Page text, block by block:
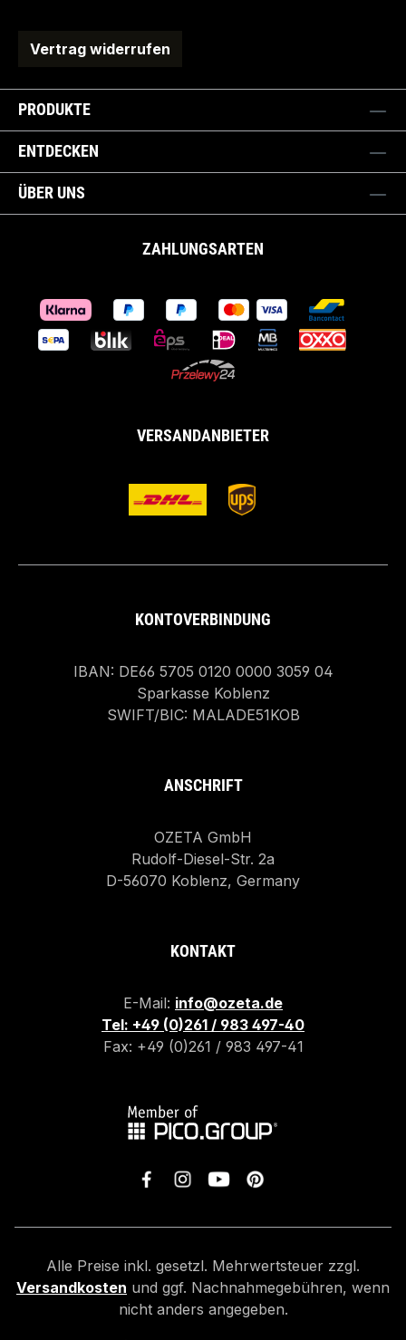
Vertrag widerrufen
PRODUKTE
ENTDECKEN
ÜBER UNS
ZAHLUNGSARTEN
VERSANDANBIETER
KONTOVERBINDUNG
IBAN: DE66 5705 0120 0000 3059 04
Sparkasse Koblenz
SWIFT/BIC: MALADE51KOB
ANSCHRIFT
OZETA GmbH
Rudolf-Diesel-Str. 2a
D-56070 Koblenz, Germany
KONTAKT
E-Mail: info@ozeta.de
Tel: +49 (0)261 / 983 497-40
Fax: +49 (0)261 / 983 497-41
Alle Preise inkl. gesetzl. Mehrwertsteuer zzgl.
Versandkosten und ggf. Nachnahmegebühren, wenn
nicht anders angegeben.